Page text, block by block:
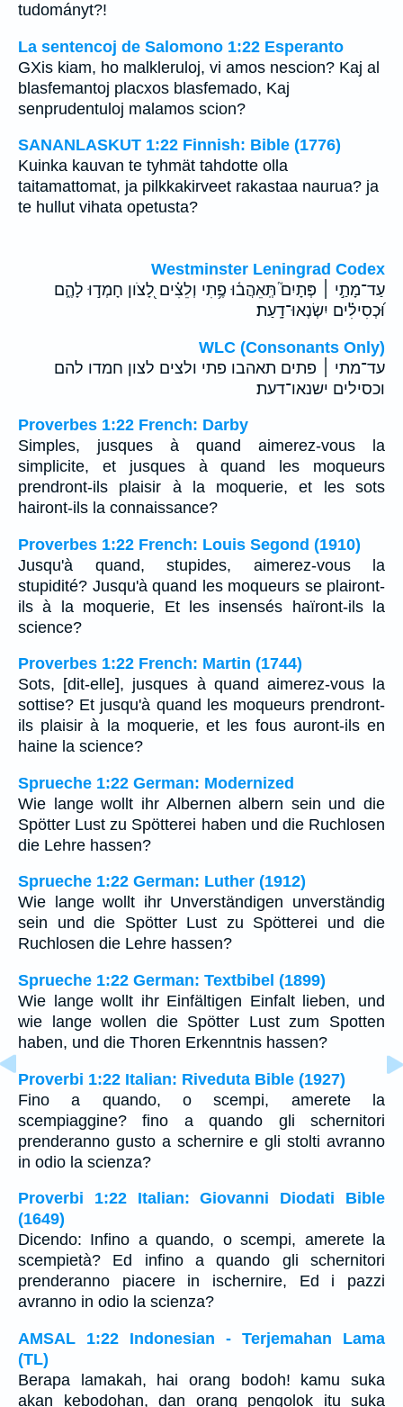
tudományt?!
La sentencoj de Salomono 1:22 Esperanto
GXis kiam, ho malkleruloj, vi amos nescion? Kaj al
blasfemantoj placxos blasfemado, Kaj
senprudentuloj malamos scion?
SANANLASKUT 1:22 Finnish: Bible (1776)
Kuinka kauvan te tyhmät tahdotte olla
taitamattomat, ja pilkkakirveet rakastaa naurua? ja
te hullut vihata opetusta?
Westminster Leningrad Codex
עַד־מָתַ֣י ׀ פְּתָיִם֮ תְּֽאֵהֲב֫וּ פֶ֥תִי וְלֵצִ֗ים לָ֭צֹון חָמְד֣וּ לָהֶ֑ם
וּ֝כְסִילִ֗ים יִשְׂנְאוּ־דָֽעַת׃
WLC (Consonants Only)
עד־מתי ׀ פתים תאהבו פתי ולצים לצון חמדו להם
וכסילים ישנאו־דעת׃
Proverbes 1:22 French: Darby
Simples, jusques à quand aimerez-vous la
simplicite, et jusques à quand les moqueurs
prendront-ils plaisir à la moquerie, et les sots
hairont-ils la connaissance?
Proverbes 1:22 French: Louis Segond (1910)
Jusqu'à quand, stupides, aimerez-vous la
stupidité? Jusqu'à quand les moqueurs se plairont-
ils à la moquerie, Et les insensés haïront-ils la
science?
Proverbes 1:22 French: Martin (1744)
Sots, [dit-elle], jusques à quand aimerez-vous la
sottise? Et jusqu'à quand les moqueurs prendront-
ils plaisir à la moquerie, et les fous auront-ils en
haine la science?
Sprueche 1:22 German: Modernized
Wie lange wollt ihr Albernen albern sein und die
Spötter Lust zu Spötterei haben und die Ruchlosen
die Lehre hassen?
Sprueche 1:22 German: Luther (1912)
Wie lange wollt ihr Unverständigen unverständig
sein und die Spötter Lust zu Spötterei und die
Ruchlosen die Lehre hassen?
Sprueche 1:22 German: Textbibel (1899)
Wie lange wollt ihr Einfältigen Einfalt lieben, und
wie lange wollen die Spötter Lust zum Spotten
haben, und die Thoren Erkenntnis hassen?
Proverbi 1:22 Italian: Riveduta Bible (1927)
Fino a quando, o scempi, amerete la
scempiaggine? fino a quando gli schernitori
prenderanno gusto a schernire e gli stolti avranno
in odio la scienza?
Proverbi 1:22 Italian: Giovanni Diodati Bible
(1649)
Dicendo: Infino a quando, o scempi, amerete la
scempietà? Ed infino a quando gli schernitori
prenderanno piacere in ischernire, Ed i pazzi
avranno in odio la scienza?
AMSAL 1:22 Indonesian - Terjemahan Lama
(TL)
Berapa lamakah, hai orang bodoh! kamu suka
akan kebodohan, dan orang pengolok itu suka